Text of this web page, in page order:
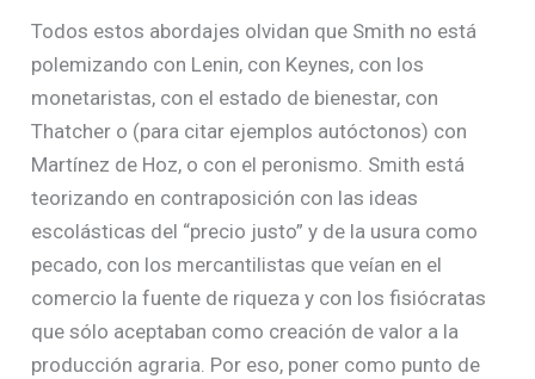
Todos estos abordajes olvidan que Smith no está
polemizando con Lenin, con Keynes, con los
monetaristas, con el estado de bienestar, con
Thatcher o (para citar ejemplos autóctonos) con
Martínez de Hoz, o con el peronismo. Smith está
teorizando en contraposición con las ideas
escolásticas del “precio justo” y de la usura como
pecado, con los mercantilistas que veían en el
comercio la fuente de riqueza y con los fisiócratas
que sólo aceptaban como creación de valor a la
producción agraria. Por eso, poner como punto de